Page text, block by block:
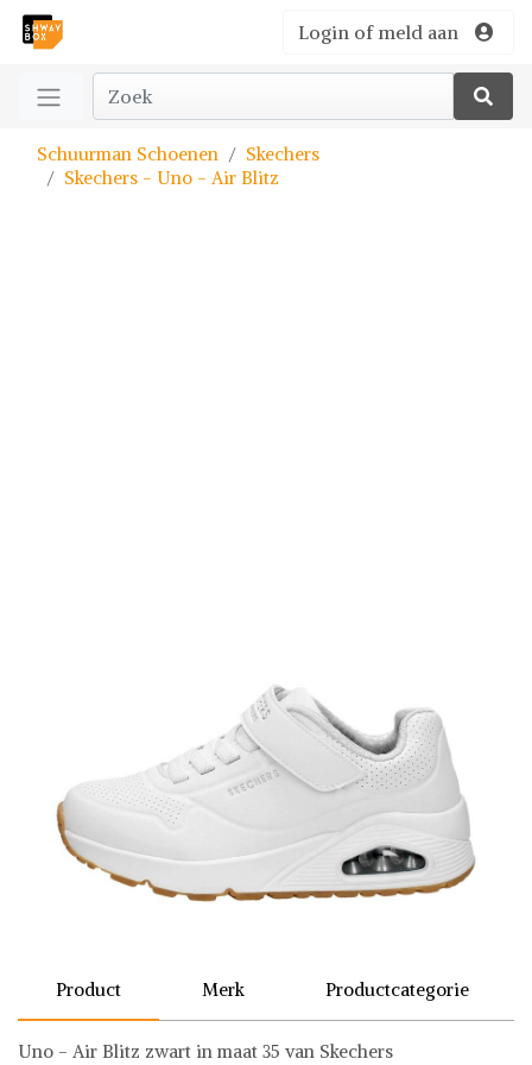
Login of meld aan
Schuurman Schoenen
Skechers
Skechers - Uno - Air Blitz
Product Merk Productcategorie
Uno - Air Blitz zwart in maat 35 van Skechers